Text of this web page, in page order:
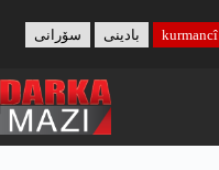
content
بادینی سۆرانی kurmancî